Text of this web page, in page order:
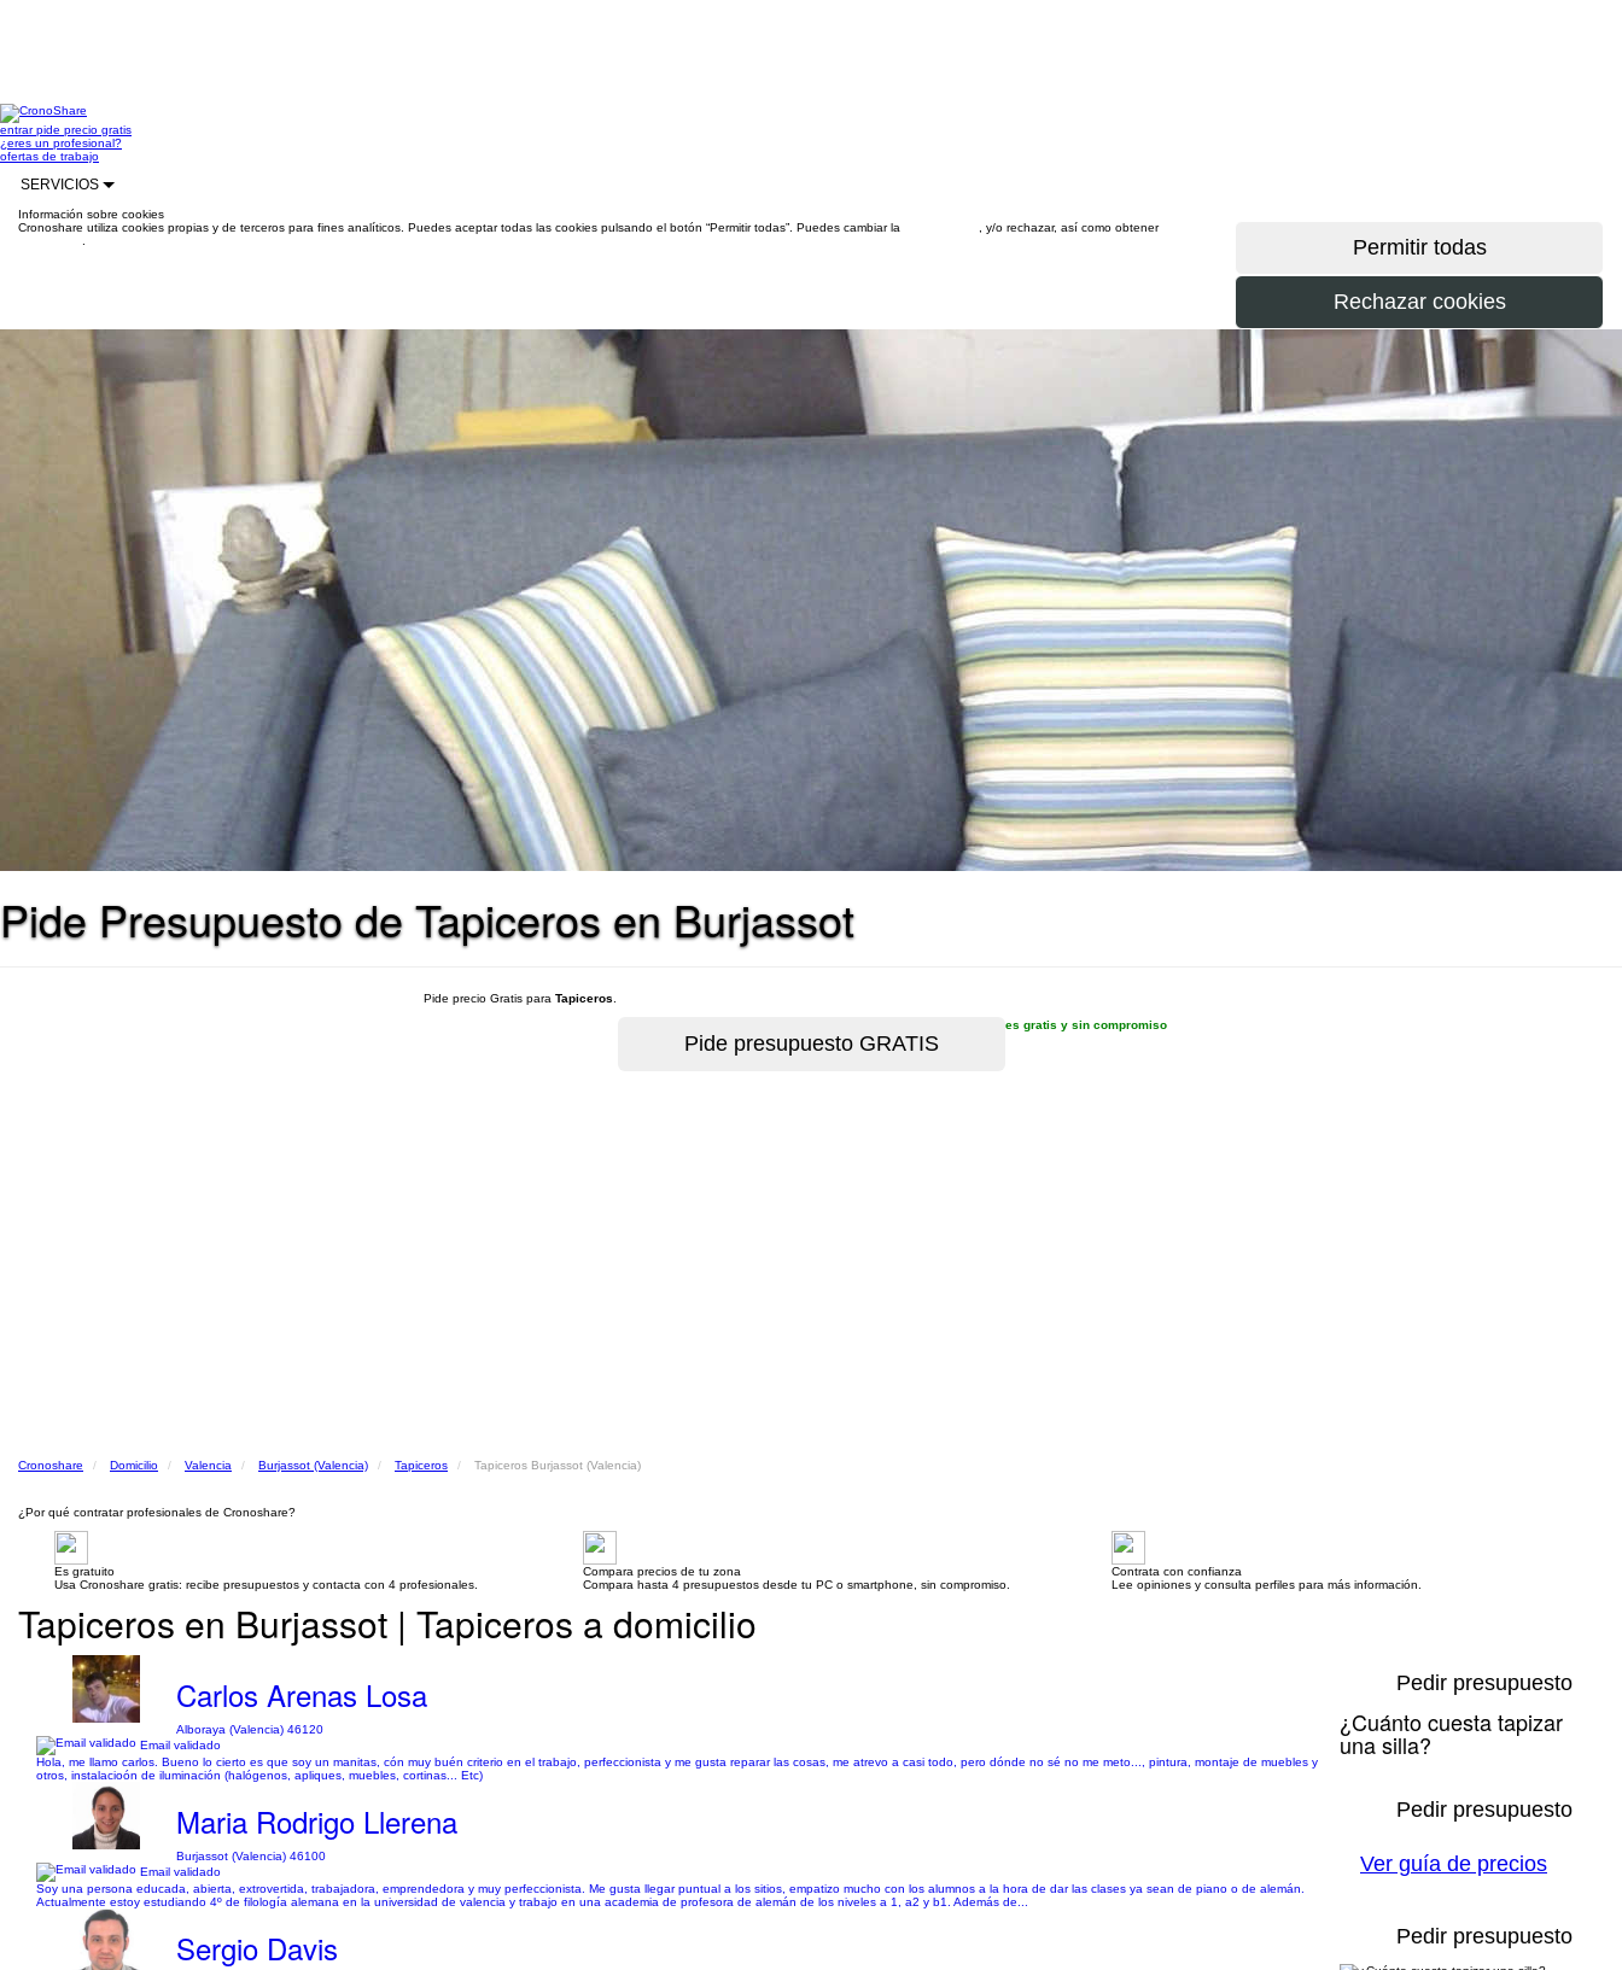
entrarpide precio gratis
¿eres un profesional?
ofertas de trabajo
SERVICIOS
Información sobre cookies
Cronoshare utiliza cookies propias y de terceros para fines analíticos. Puedes aceptar todas las cookies pulsando el botón “Permitir todas”. Puedes cambiar la
, y/o rechazar, así como obtener
Pide Presupuesto de Tapiceros en Burjassot
Pide precio Gratis para Tapiceros
es gratis y sin compromiso
Cronoshare Domicilio Valencia Burjassot (Valencia) Tapiceros Tapiceros Burjassot (Valencia)
¿Por qué contratar profesionales de Cronoshare?
Es gratuito
Usa Cronoshare gratis: recibe presupuestos y contacta con 4 profesionales.
Compara precios de tu zona
Compara hasta 4 presupuestos desde tu PC o smartphone, sin compromiso.
Contrata con confianza
Lee opiniones y consulta perfiles para más información.
Tapiceros en Burjassot | Tapiceros a domicilio
Carlos Arenas Losa
Alboraya (Valencia) 46120
Email validado
Hola, me llamo carlos. Bueno lo cierto es que soy un manitas, cón muy buén criterio en el trabajo, perfeccionista y me gusta reparar las cosas, me atrevo a casi todo, pero dónde no sé no me meto..., pintura, montaje de muebles y
otros, instalacioón de iluminación (halógenos, apliques, muebles, cortinas... Etc)
Pedir presupuesto
Maria Rodrigo Llerena
Burjassot (Valencia) 46100
Email validado
Soy una persona educada, abierta, extrovertida, trabajadora, emprendedora y muy perfeccionista. Me gusta llegar puntual a los sitios, empatizo mucho con los alumnos a la hora de dar las clases ya sean de piano o de alemán.
Actualmente estoy estudiando 4º de filología alemana en la universidad de valencia y trabajo en una academia de profesora de alemán de los niveles a 1, a2 y b1. Además de...
Pedir presupuesto
Sergio Davis Pedir presupuesto
¿Cuánto cuesta tapizar
una silla?
Ver guía de precios